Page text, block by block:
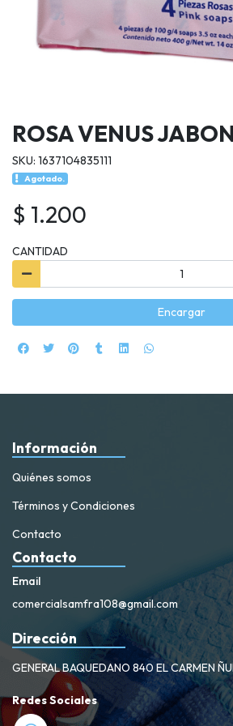
ROSA VENUS
SKU: 1637104835111
Agotado.
$ 1.200
CANTIDAD
Encargar
Información
Quiénes somos
Términos y Condiciones
Contacto
Contacto
Email
comercialsamfra108@gmail.com
Dirección
GENERAL BAQUEDANO 840 EL CARMEN
Redes Sociales